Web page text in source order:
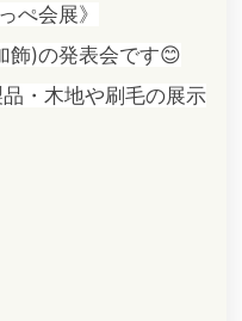
ぺ会展》
飾)の発表会です😊
・木地や刷毛の展示